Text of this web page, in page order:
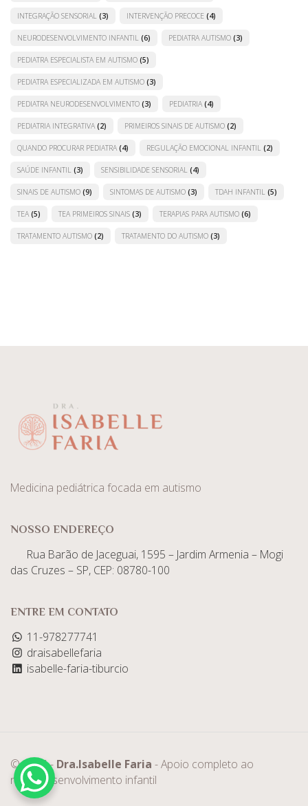
INTEGRAÇÃO SENSORIAL (3) INTERVENÇÃO PRECOCE (4)
NEURODESENVOLVIMENTO INFANTIL (6) PEDIATRA AUTISMO (3)
PEDIATRA ESPECIALISTA EM AUTISMO (5)
PEDIATRA ESPECIALIZADA EM AUTISMO (3)
PEDIATRA NEURODESENVOLVIMENTO (3) PEDIATRIA (4)
PEDIATRIA INTEGRATIVA (2) PRIMEIROS SINAIS DE AUTISMO (2)
QUANDO PROCURAR PEDIATRA (4) REGULAÇÃO EMOCIONAL INFANTIL (2)
SAÚDE INFANTIL (3) SENSIBILIDADE SENSORIAL (4)
SINAIS DE AUTISMO (9) SINTOMAS DE AUTISMO (3) TDAH INFANTIL (5)
TEA (5) TEA PRIMEIROS SINAIS (3) TERAPIAS PARA AUTISMO (6)
TRATAMENTO AUTISMO (2) TRATAMENTO DO AUTISMO (3)
Medicina pediátrica focada em autismo
NOSSO ENDEREÇO
Rua Barão de Jaceguai, 1595 – Jardim Armenia – Mogi
das Cruzes – SP, CEP: 08780-100
ENTRE EM CONTATO
11-978277741
draisabellefaria
isabelle-faria-tiburcio
© 2025 - Dra.Isabelle Faria - Apoio completo ao
neurodesenvolvimento infantil